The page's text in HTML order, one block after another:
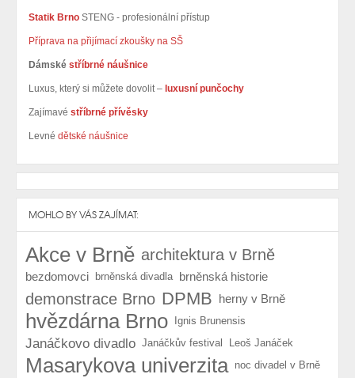
Statik Brno STENG - profesionální přístup
Příprava na přijímací zkoušky na SŠ
Dámské stříbrné náušnice
Luxus, který si můžete dovolit – luxusní punčochy
Zajímavé stříbrné přívěsky
Levné dětské náušnice
MOHLO BY VÁS ZAJÍMAT:
Akce v Brně architektura v Brně
bezdomovci brněnská divadla brněnská historie
demonstrace Brno DPMB herny v Brně
hvězdárna Brno Ignis Brunensis
Janáčkovo divadlo Janáčkův festival Leoš Janáček
Masarykova univerzita noc divadel v Brně